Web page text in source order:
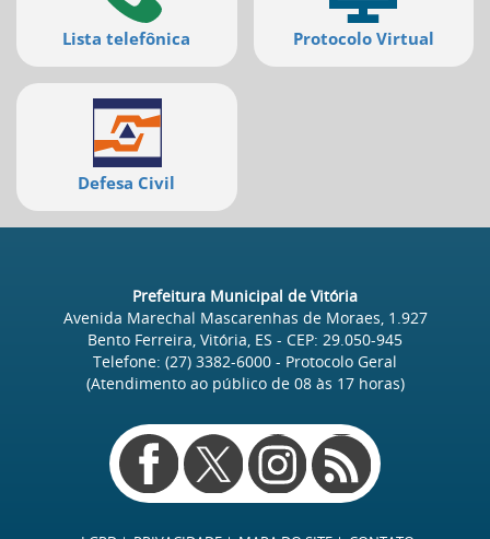
Lista telefônica Protocolo Virtual
Defesa Civil
Prefeitura Municipal de Vitória
Avenida Marechal Mascarenhas de Moraes, 1.927
Bento Ferreira, Vitória, ES - CEP: 29.050-945
Telefone: (27) 3382-6000 - Protocolo Geral
(Atendimento ao público de 08às 17horas)